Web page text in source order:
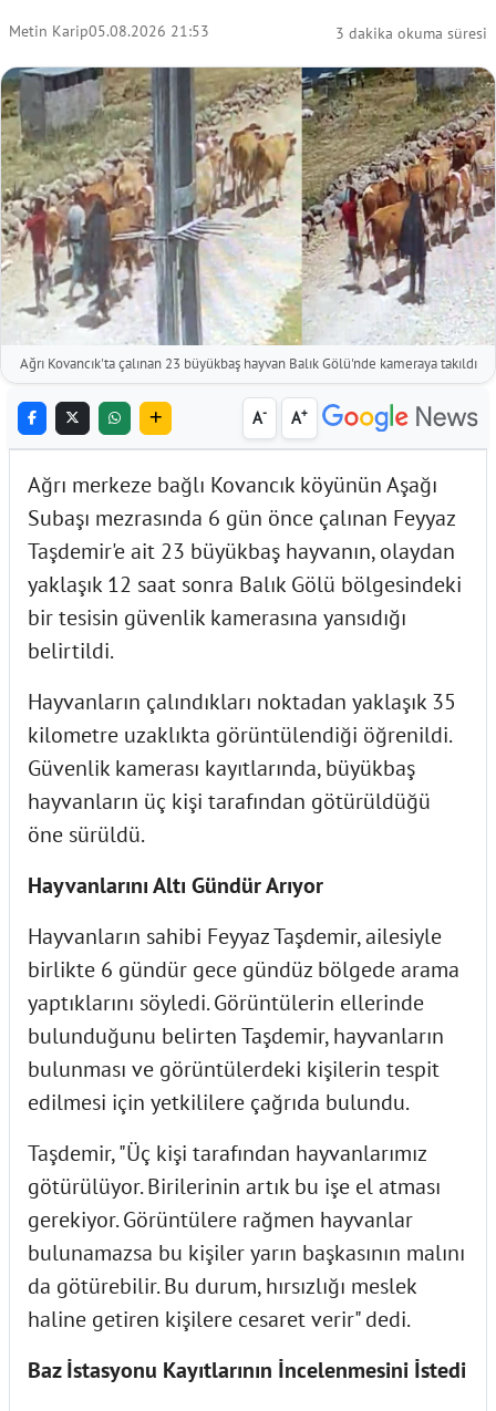
Metin Karip05.08.2026 21:53 3 dakika okuma süresi
Ağrı Kovancık'ta çalınan 23 büyükbaş hayvan Balık Gölü'nde kameraya takıldı
A- A+
Ağrı merkeze bağlı Kovancık köyünün Aşağı
Subaşı mezrasında 6 gün önce çalınan Feyyaz
Taşdemir'e ait 23 büyükbaş hayvanın, olaydan
yaklaşık 12 saat sonra Balık Gölü bölgesindeki
bir tesisin güvenlik kamerasına yansıdığı
belirtildi.
Hayvanların çalındıkları noktadan yaklaşık 35
kilometre uzaklıkta görüntülendiği öğrenildi.
Güvenlik kamerası kayıtlarında, büyükbaş
hayvanların üç kişi tarafından götürüldüğü
öne sürüldü.
Hayvanlarını Altı Gündür Arıyor
Hayvanların sahibi Feyyaz Taşdemir, ailesiyle
birlikte 6 gündür gece gündüz bölgede arama
yaptıklarını söyledi. Görüntülerin ellerinde
bulunduğunu belirten Taşdemir, hayvanların
bulunması ve görüntülerdeki kişilerin tespit
edilmesi için yetkililere çağrıda bulundu.
Taşdemir, "Üç kişi tarafından hayvanlarımız
götürülüyor. Birilerinin artık bu işe el atması
gerekiyor. Görüntülere rağmen hayvanlar
bulunamazsa bu kişiler yarın başkasının malını
da götürebilir. Bu durum, hırsızlığı meslek
haline getiren kişilere cesaret verir" dedi.
Baz İstasyonu Kayıtlarının İncelenmesini İstedi